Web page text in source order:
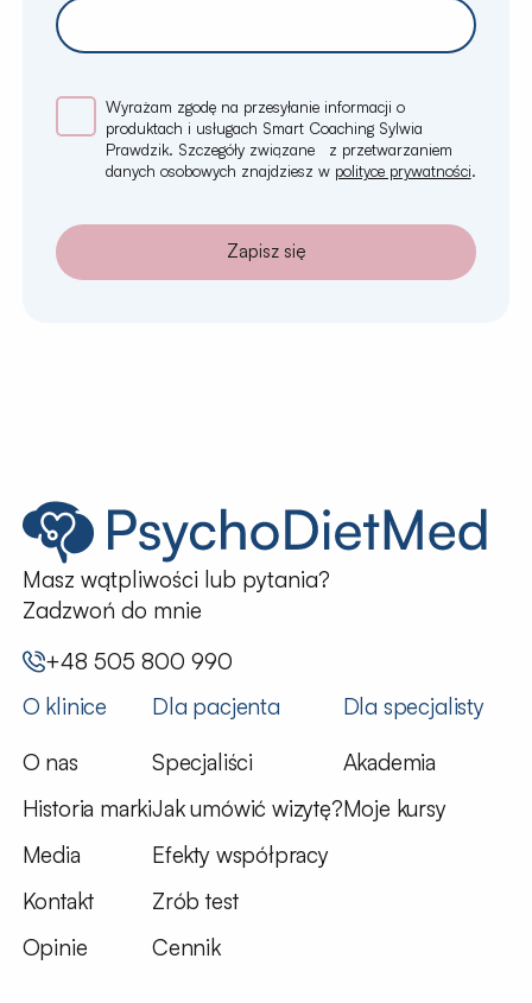
Wyrażam zgodę na przesyłanie informacji o
produktach i usługach Smart Coaching Sylwia
Prawdzik. Szczegóły związane z przetwarzaniem
danych osobowych znajdziesz w polityce prywatności.
Zapisz się
Masz wątpliwości lub pytania?
Zadzwoń do mnie
+48 505 800 990
O klinice
O nas
Historia marki
Media
Kontakt
Opinie
Dla pacjenta
Specjaliści
Jak umówić wizytę?
Efekty współpracy
Zrób test
Cennik
Dla specjalisty
Akademia
Moje kursy